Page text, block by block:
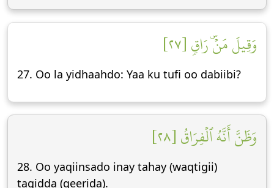
وَقِيلَ مَنۡۜ رَاقٖ [٢٧]
27. Oo la yidhaahdo: Yaa ku tufi oo dabiibi?
وَظَنَّ أَنَّهُ ٱلۡفِرَاقُ [٢٨]
28. Oo yaqiinsado inay tahay (waqtigii)
tagidda (geerida).